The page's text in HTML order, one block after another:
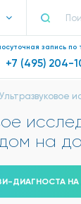
запись по
+7 (495) 204-
Ультразвуковое
на
ДИАГНОСТА